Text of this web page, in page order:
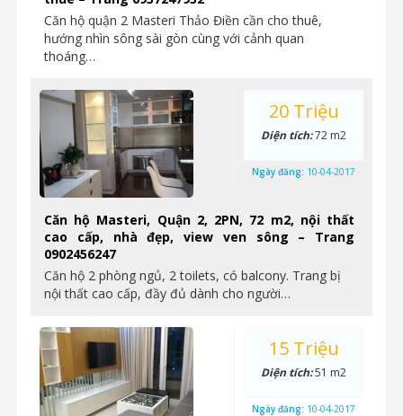
Căn hộ quận 2 Masteri Thảo Điền cần cho thuê,
hướng nhìn sông sài gòn cùng với cảnh quan
thoáng…
Căn hộ Masteri, Quận 2, 2PN, 72 m2, nội thất
cao cấp, nhà đẹp, view ven sông – Trang
0902456247
Căn hộ 2 phòng ngủ, 2 toilets, có balcony. Trang bị
nội thất cao cấp, đầy đủ dành cho người…
20 Triệu
Diện tích:72 m2
Ngày đăng: 10-04-2017
15 Triệu
Diện tích:51 m2
Ngày đăng: 10-04-2017